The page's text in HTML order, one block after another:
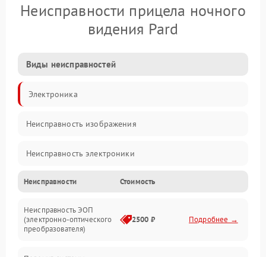
Неисправности прицела ночного
видения Pard
Виды неисправностей
Электроника
Неисправность изображения
Неисправность электроники
Механические повреждения
Неисправность управления
Неисправности Стоимость
Неисправность ЭОП
(электронно-оптического
преобразователя)
2500 ₽ Подробнее →